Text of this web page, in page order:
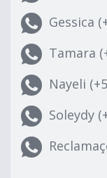
Gessica
Tamara
Nayeli
Soleydy